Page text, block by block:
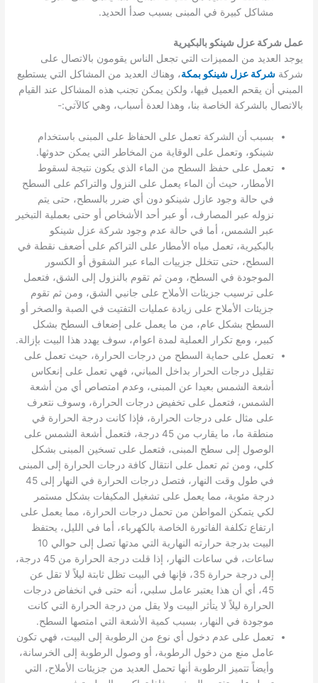
مشاكل كبيرة في المبنى بسبب صدأ الحديد.
عمل شركة عزل شينكو بالبكيرية
يوجد العديد من المميزات التي تجعل الناس يقومون بالاتصال على
شركةشركة عزل شينكو بمكة، وهناك العديد من المشاكل التي يستطيع
المبني أن يقحم العميل فيها، ولكن يمكن تجنب هذه المشاكل عند القيام
بالاتصال بالشركة الخاصة بنا، وهذا لعدة أسباب، وهي كالآتي:-
بسبب أن الشركة تعمل على الحفاظ على المبنى باستخدام
شينكو، وتعمل على الوقاية من المخاطر التي يمكن حدوثها.
تعمل على حفظ السطح من الماء الذي يكون نتيجة لسقوط
الأمطار، حيث أن الماء يعمل على النزول والتراكم على السطح
في حالة وجود عازل شينكو دون أي ضرر بالسطح، حتى يتم
نزوله عبر المصارف، أو عبر أحد الأشخاص أو حتى بعملية التبخير
عبر الشمس، أما في حالة عدم وجود شركة عزل شينكو
بالبكيرية، تعمل مياه الأمطار على التراكم على أضعف نقطة في
السطح، حتى تتخلل جزييات الماء عبر الشقوق أو الكسور
الموجودة في السطح، ومن ثم تقوم بالنزول إلى الشق، فتعمل
على ترسيب جزيئات الأملاح على جانبي الشق، ومن ثم تقوم
جزيئات الأملاح على زيادة عمليات التفتيت في الصبة والصخر أو
السطح بشكل عام، من ما يعمل على إضعاف السطح بشكل
كبير، ومع تكرار العملية لمدة اعوام، سوف يهدد هذا البيت بإزالة.
تعمل على حماية السطح من درجات الحرارة، حيث تعمل على
تقليل درجات الحرار بداخل المباني، فهي تعمل على إنعكاس
أشعة الشمس بعيدا عن المبنى، وعدم امتصاص أي من أشعة
الشمس، فتعمل على تخفيض درجات الحرارة، وسوف نتعرف
على مثال على درجات الحرارة، فإذا كانت درجة الحرارة في
منطقة ما، ما يقارب من 45 درجة، فتعمل أشعة الشمس على
الوصول إلى سطح المبنى، فتعمل على تسخين المبنى بشكل
كلي، ومن ثم تعمل على انتقال كافة درجات الحرارة إلى المبنى
في طول وقت النهار، فتصل درجات الحرارة في النهار إلى 45
درجة مئوية، مما يعمل على تشغيل المكيفات بشكل مستمر
لكي يتمكن المواطن من تحمل درجات الحرارة، مما يعمل على
ارتفاع تكلفة الفاتورة الخاصة بالكهرباء، أما في الليل، يحتفظ
البيت بدرجة حرارته النهارية التي مدتها تصل إلى حوالي 10
ساعات، في ساعات النهار، إذا قلت درجة الحرارة من 45 درجة،
إلى درجة حرارة 35، فإنها في البيت تظل ثابتة ليلاً لا تقل عن
45، أي أن هذا يعتبر عامل سلبي، أنه حتى في انخفاض درجات
الحرارة ليلاً لا يتأثر البيت ولا يقل من درجة الحرارة التي كانت
موجودة في النهار، بسبب كمية الأشعة التي امتصها السطح.
تعمل على عدم دخول أي نوع من الرطوبة إلى البيت، فهي تكون
عامل منع من دخول الرطوبة، أو وصول الرطوبة إلى الخرسانة،
وأيضاً تتميز الرطوبة أنها تحمل العديد من جزيئات الأملاح، التي